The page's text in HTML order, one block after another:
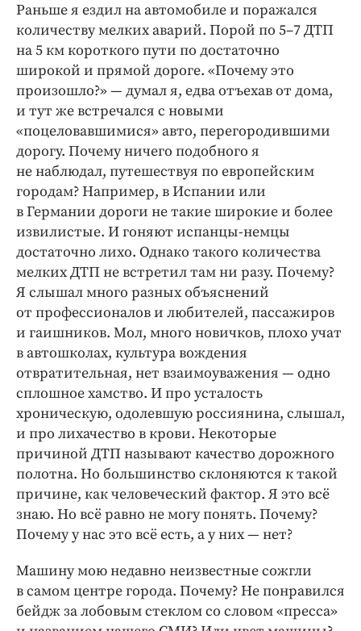
Раньше я ездил на автомобиле и поражался
количеству мелких аварий. Порой по 5–7 ДТП
на 5 км короткого пути по достаточно
широкой и прямой дороге. «Почему это
произошло?» — думал я, едва отъехав от дома,
и тут же встречался с новыми
«поцеловавшимися» авто, перегородившими
дорогу. Почему ничего подобного я
не наблюдал, путешествуя по европейским
городам? Например, в Испании или
в Германии дороги не такие широкие и более
извилистые. И гоняют испанцы-немцы
достаточно лихо. Однако такого количества
мелких ДТП не встретил там ни разу. Почему?
Я слышал много разных объяснений
от профессионалов и любителей, пассажиров
и гаишников. Мол, много новичков, плохо учат
в автошколах, культура вождения
отвратительная, нет взаимоуважения — одно
сплошное хамство. И про усталость
хроническую, одолевшую россиянина, слышал,
и про лихачество в крови. Некоторые
причиной ДТП называют качество дорожного
полотна. Но большинство склоняются к такой
причине, как человеческий фактор. Я это всё
знаю. Но всё равно не могу понять. Почему?
Почему у нас это всё есть, а у них — нет?
Машину мою недавно неизвестные сожгли
в самом центре города. Почему? Не понравился
бейдж за лобовым стеклом со словом «пресса»